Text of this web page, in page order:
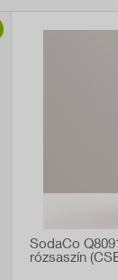
SodaCo
rózsaszín